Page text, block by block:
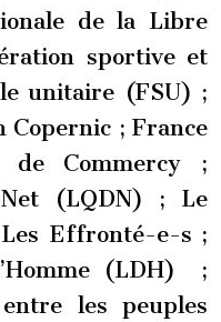
de la Libre
sportive et
unitaire (FSU) ;
Copernic ; France
de Commercy ;
(LQDN) ; Le
Effronté-e-s ;
(LDH) ;
les peuples